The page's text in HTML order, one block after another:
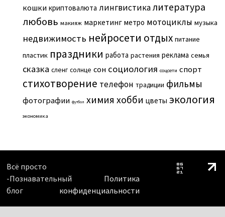
кошки криптовалюта лингвистикалитература
любовь макияж маркетинг метро мотоциклы музыка
недвижимость нейросети отдых питание
пластик праздники работа растения реклама семья
сказка сленг солнце сон социология соцсети спорт
стихотворение телефон традиции фильмы
фотографии футбол химия хобби цветы экология
экономика
Всё просто
-Познавательный
блог
Политика
конфиденциальности